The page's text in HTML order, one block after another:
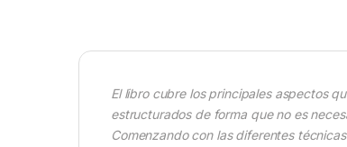
El libro cubre los principales aspectos
estructurados de forma que no es
Comenzando con las diferentes